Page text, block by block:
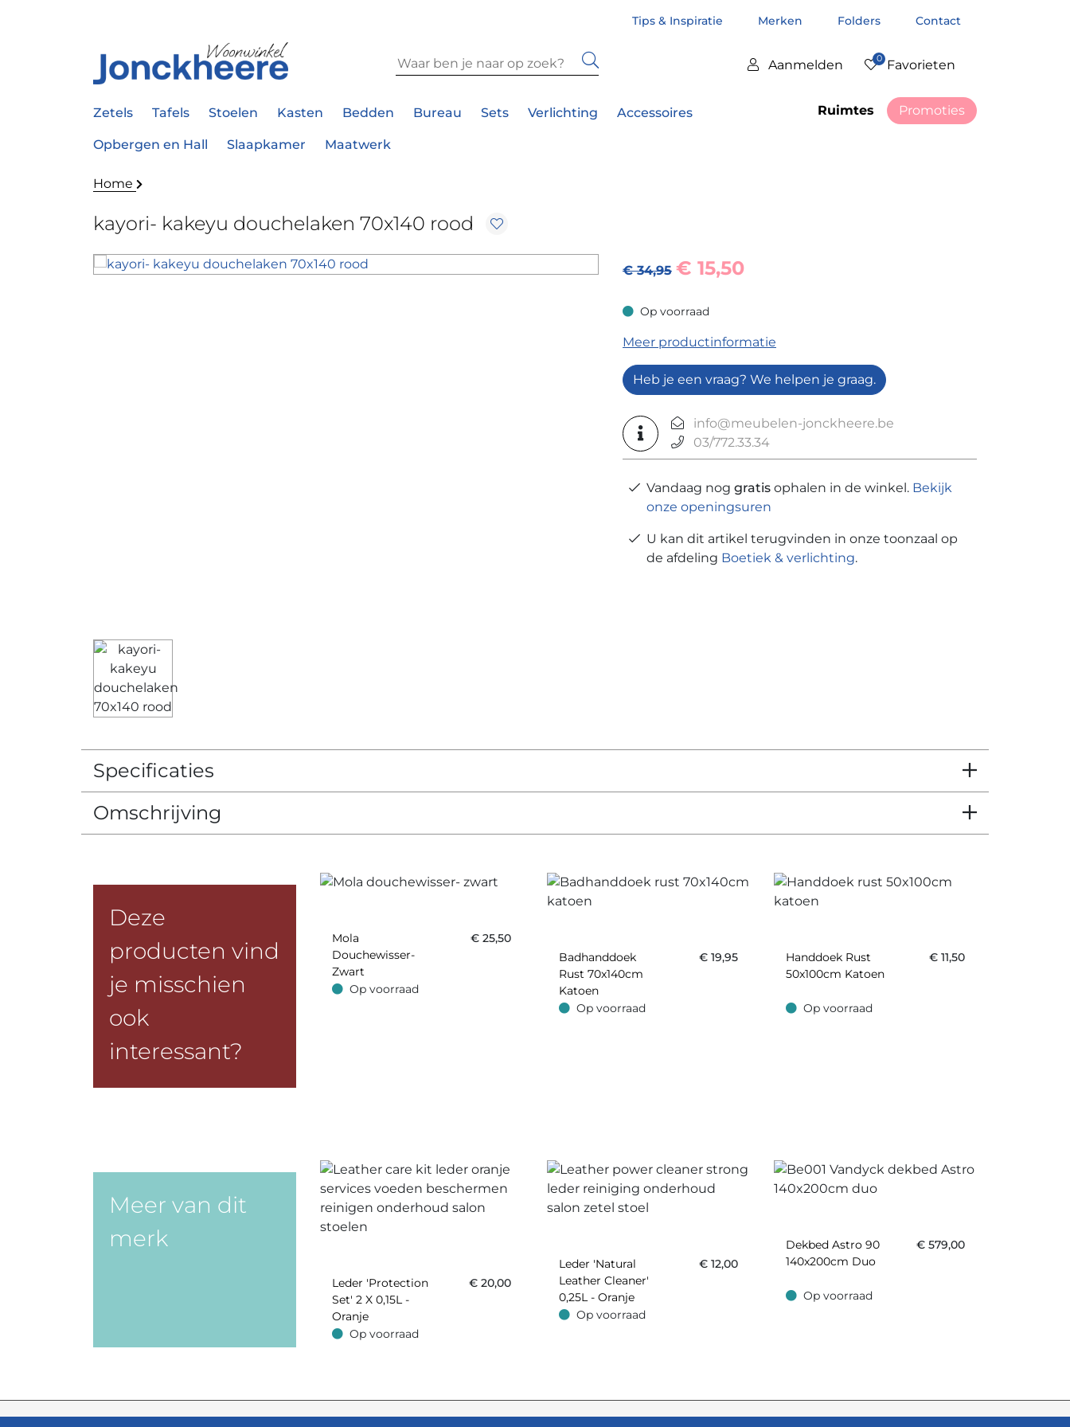
Tips & Inspiratie Merken Folders Contact
Aanmelden 0 Favorieten
Zetels Tafels Stoelen Kasten Bedden Bureau Sets Verlichting Accessoires
Opbergen en Hall Slaapkamer Maatwerk
Ruimtes Promoties
Home
kayori- kakeyu douchelaken 70x140 rood
€ 34,95 € 15,50
Op voorraad
Op voorraad
Meer productinformatie
Heb je een vraag? We helpen je graag.
info@meubelen-jonckheere.be
03/772.33.34
Vandaag nog gratis ophalen in de winkel. Bekijk
onze openingsuren
U kan dit artikel terugvinden in onze toonzaal op
de afdeling Boetiek & verlichting.
Specificaties
Omschrijving
Deze
producten vind
je misschien
ook
interessant?
Mola
Douchewisser-
Zwart
€ 25,50
Op voorraad
Op voorraad
Badhanddoek
Rust 70x140cm
Katoen
€ 19,95
Op voorraad
Op voorraad
Handdoek Rust
50x100cm Katoen
€ 11,50
Op voorraad
Op voorraad
Meer van dit
merk
Leder 'Protection
Set' 2 X 0,15L -
Oranje
€ 20,00
Op voorraad
Op voorraad
Leder 'Natural
Leather Cleaner'
0,25L - Oranje
€ 12,00
Op voorraad
Op voorraad
Dekbed Astro 90
140x200cm Duo
€ 579,00
Op voorraad
Op voorraad